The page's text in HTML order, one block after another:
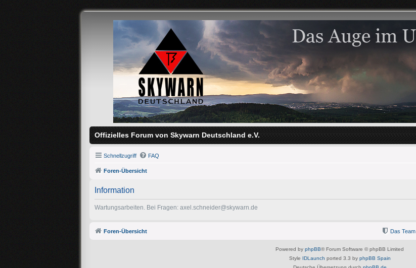
Offizielles Forum von Skywarn Deutschland e.V.
Schnellzugriff FAQ
Foren-Übersicht
Information
Wartungsarbeiten. Bei Fragen: axel.schneider@skywarn.de
Foren-Übersicht Das Team
Powered by phpBB® Forum Software © phpBB Limited
Style IDLaunch ported 3.3 by phpBB Spain